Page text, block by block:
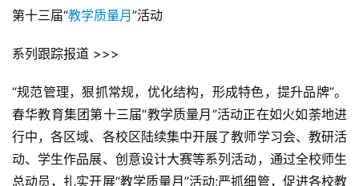
第十三届“教学质量月 ”活动
系列跟踪报道 >>>
“规范管理，狠抓常规，优化结构，形成特色，提升品牌”。
春华教育集团第十三届“教学质量月”活动正在如火如荼地进
行中，各区域、各校区陆续集中开展了教师学习会、教研活
动、学生作品展、创意设计大赛等系列活动，通过全校师生
总动员，扎实开展“教学质量月”活动;严抓细管，促进各校教